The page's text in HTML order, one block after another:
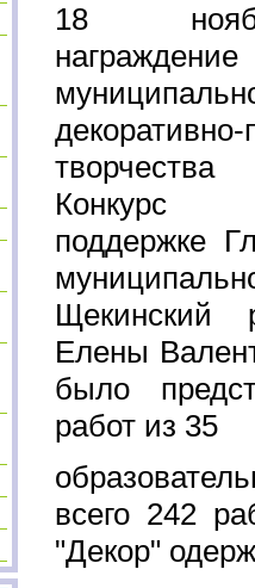
18
декоративно-
Конкурс
поддержке
Щекинский
Елены
было
работ из 35
всего 242
"Декор"